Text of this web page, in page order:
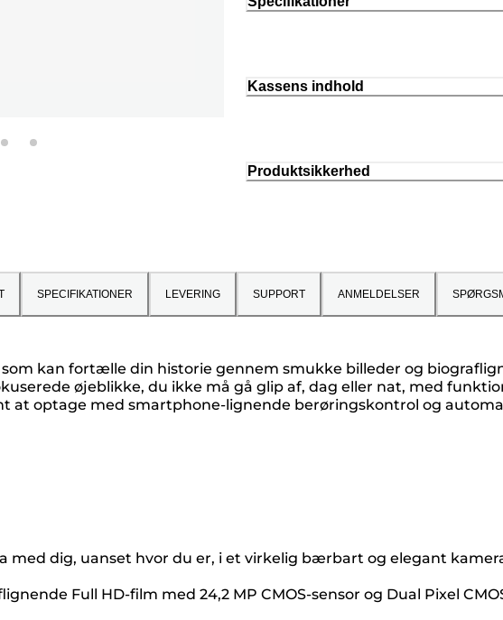
Kassens indhold
Produktsikkerhed
SPECIFIKATIONER LEVERING SUPPORT ANMELDELSER
kan fortælle din historie gennem smukke billeder og
øjeblikke, du ikke må gå glip af, dag eller nat, med
at optage med smartphone-lignende berøringskontrol og
med dig, uanset hvor du er, i et virkelig bærbart og elegant
Full HD-film med 24,2 MP CMOS-sensor og Dual Pixel